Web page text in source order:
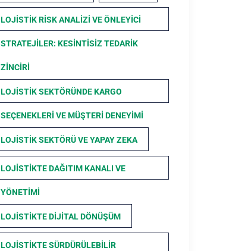
LOJISTIK RISK ANALIZI VE ÖNLEYICI
STRATEJILER: KESINTISIZ TEDARIK
ZINCIRI
LOJISTIK SEKTÖRÜNDE KARGO
SEÇENEKLERI VE MÜŞTERI DENEYIMI
LOJISTIK SEKTÖRÜ VE YAPAY ZEKA
LOJISTIKTE DAĞITIM KANALI VE
YÖNETIMI
LOJISTIKTE DIJITAL DÖNÜŞÜM
LOJISTIKTE SÜRDÜRÜLEBILIR